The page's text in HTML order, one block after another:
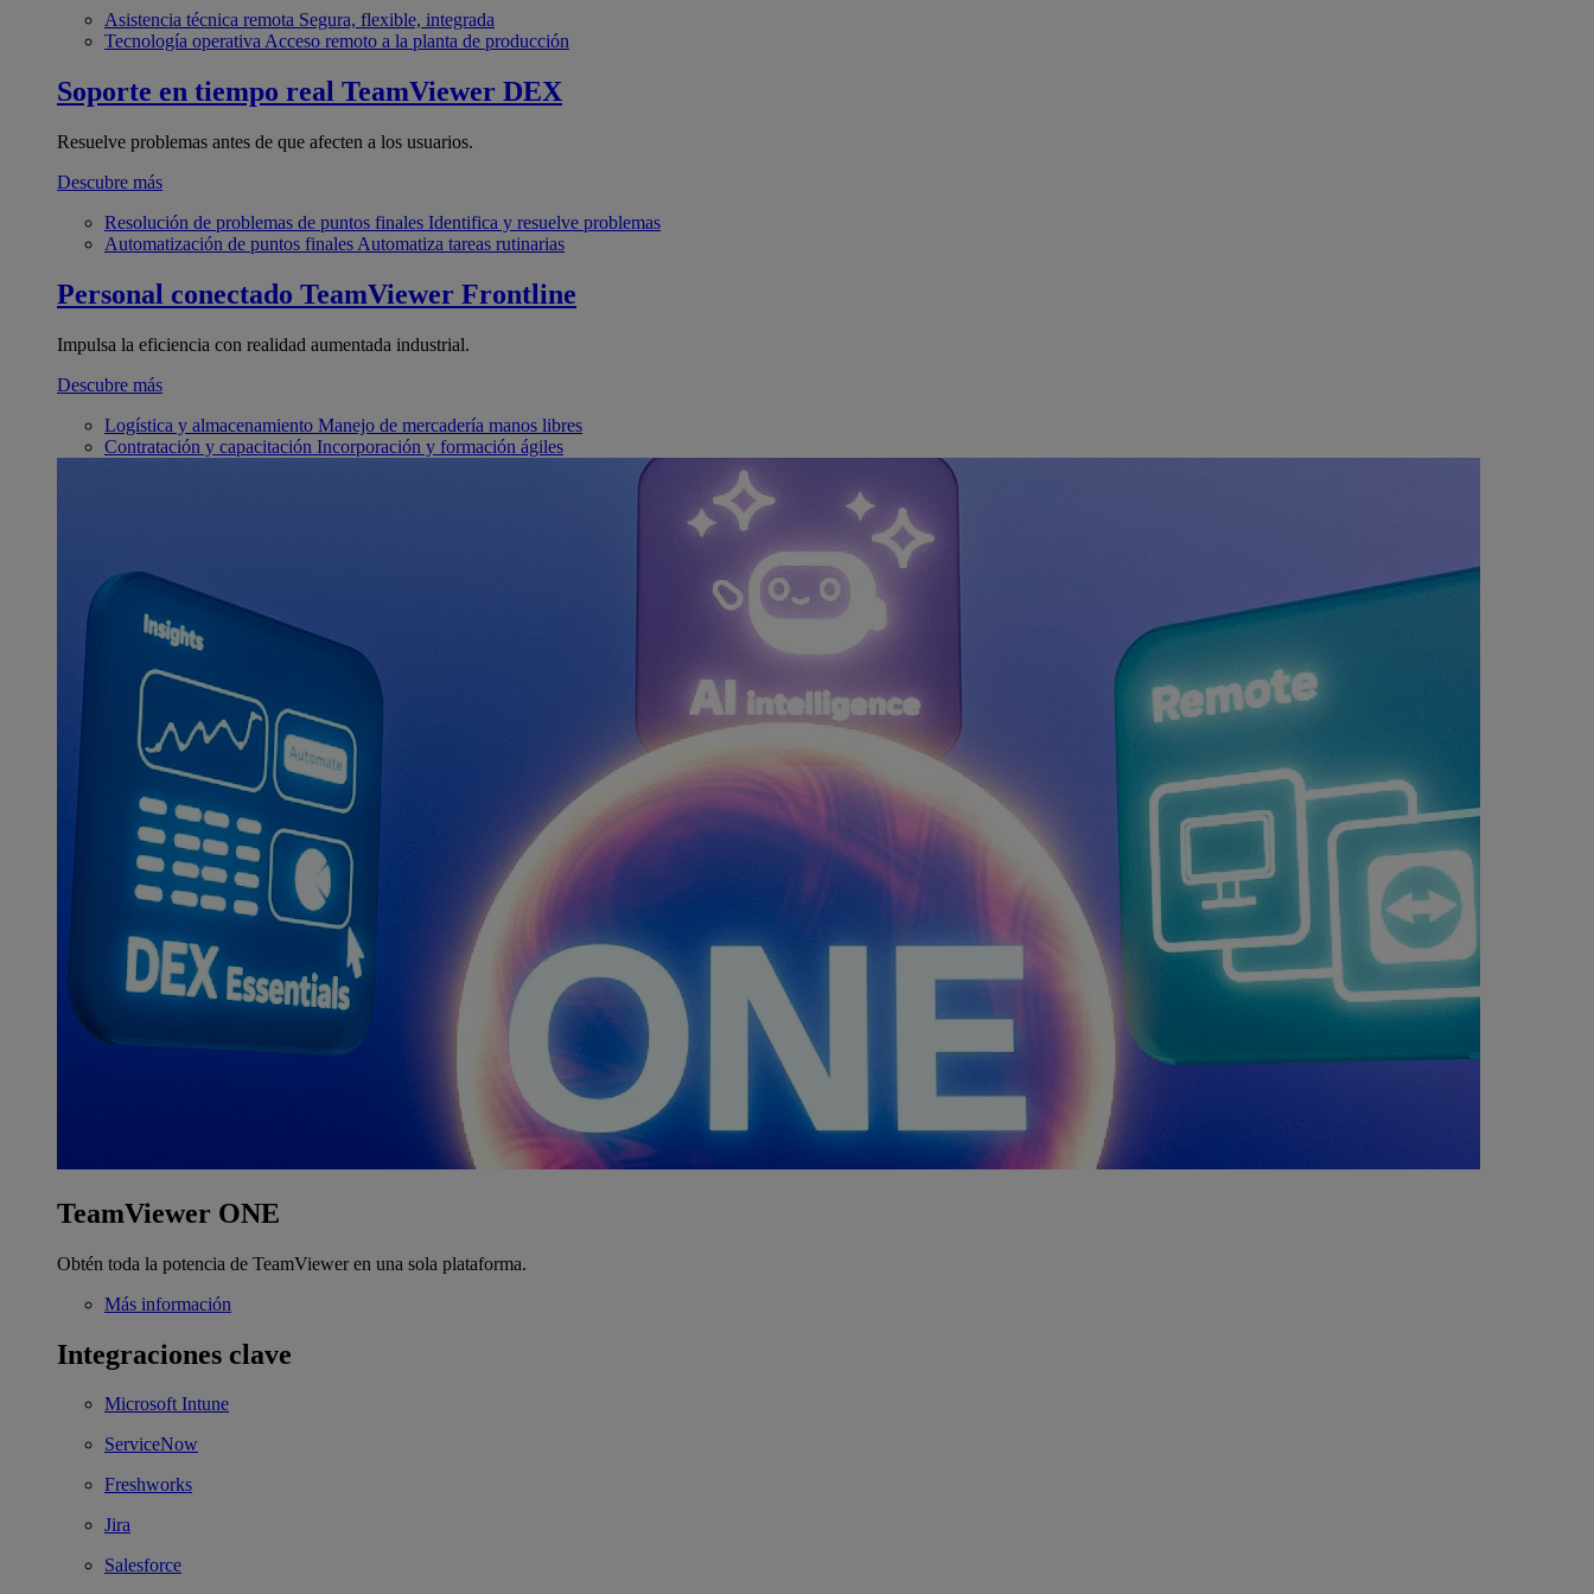
Asistencia técnica remota Segura, flexible, integrada
Tecnología operativa Acceso remoto a la planta de producción
Soporte en tiempo real TeamViewer DEX
Resuelve problemas antes de que afecten a los usuarios.
Descubre más
Resolución de problemas de puntos finales Identifica y resuelve problemas
Automatización de puntos finales Automatiza tareas rutinarias
Personal conectado TeamViewer Frontline
Impulsa la eficiencia con realidad aumentada industrial.
Descubre más
Logística y almacenamiento Manejo de mercadería manos libres
Contratación y capacitación Incorporación y formación ágiles
TeamViewer ONE
Obtén toda la potencia de TeamViewer en una sola plataforma.
Más información
Integraciones clave
Microsoft Intune
ServiceNow
Freshworks
Jira
Salesforce